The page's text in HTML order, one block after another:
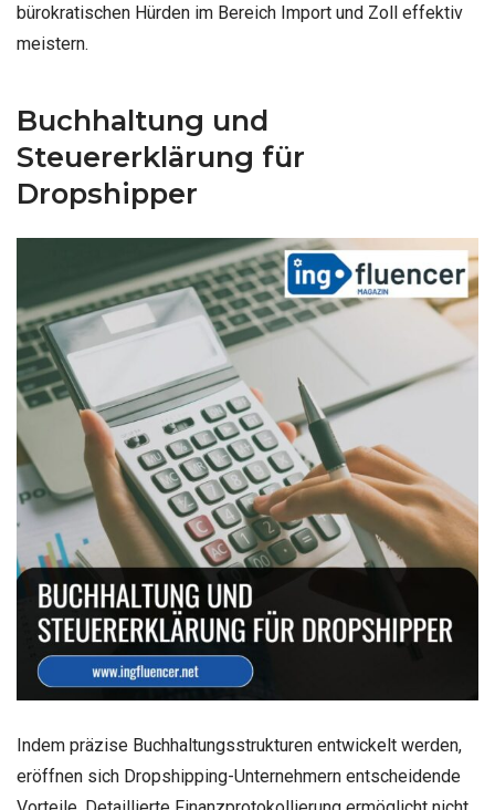
bürokratischen Hürden im Bereich Import und Zoll effektiv
meistern.
Buchhaltung und
Steuererklärung für
Dropshipper
Indem präzise Buchhaltungsstrukturen entwickelt werden,
eröffnen sich Dropshipping-Unternehmern entscheidende